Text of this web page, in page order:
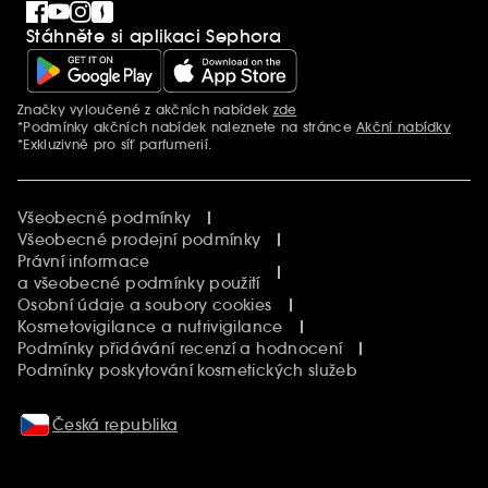
Singles´ Day
Black Friday
Cyber Monday
Vánoce
Stáhněte si aplikaci Sephora
Další informace
Značky vyloučené z akčních nabídek zde
*Podmínky akčních nabídek naleznete na stránceAkční nabídky
*Exkluzivně pro síť parfumerií.
Všeobecné podmínky
Všeobecné prodejní podmínky
Právní informace
a všeobecné podmínky použití
Osobní údaje a soubory cookies
Kosmetovigilance a nutrivigilance
Podmínky přidávání recenzí a hodnocení
Podmínky poskytování kosmetických služeb
Česká republika